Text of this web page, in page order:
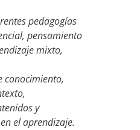
pedagogías
pensamiento
mixto,
conocimiento,
y
el aprendizaje.